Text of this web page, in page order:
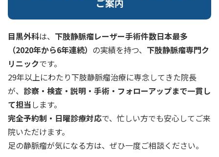
ご案内
目黒外科は、 下肢静脈瘤レーザー手術件数日本最多
（2020年から6年連続） の実績を持つ、 下肢静脈瘤専門ク
リニックです。
29年以上にわたり下肢静脈瘤治療に専念してきた院長
が、 診察・検査・説明・手術・フォローアップまで一貫し
て担当します。
完全予約制・日曜診療対応で、忙しい方でも安心してご来
院いただけます。
足の静脈瘤が気になる方は、ぜひ一度ご相談ください。